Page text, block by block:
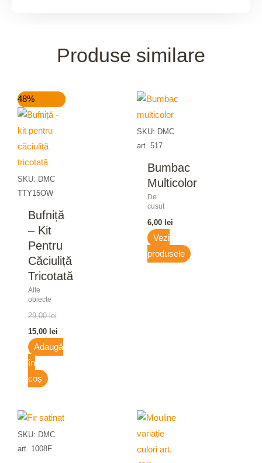
Produse similare
48%
SKU: DMC
TTY15OW
Bufniță
– Kit
Pentru
Căciuliță
Tricotată
Alte
obiecte
29,00lei
Prețul
inițial
a
29,00 lei.
15,00 lei
Prețul
curent
este:
15,00 lei.
Adaugă
în
coș
SKU: DMC
art. 517
Bumbac
Multicolor
De
cusut
6,00 lei
Vezi
produsele
SKU: DMC
art. 1008F